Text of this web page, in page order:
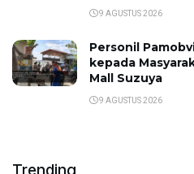
9 AGUSTUS 2026
Personil
kepada
Mall Suzuya
9 AGUSTUS 2026